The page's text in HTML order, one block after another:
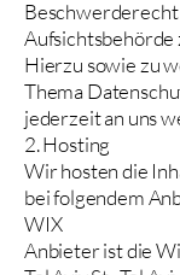
Aufsichtsbehörde
Hierzu sowie zu
Thema
jederzeit an uns
2. Hosting
Wir hosten die
bei folgendem
WIX
Anbieter ist die